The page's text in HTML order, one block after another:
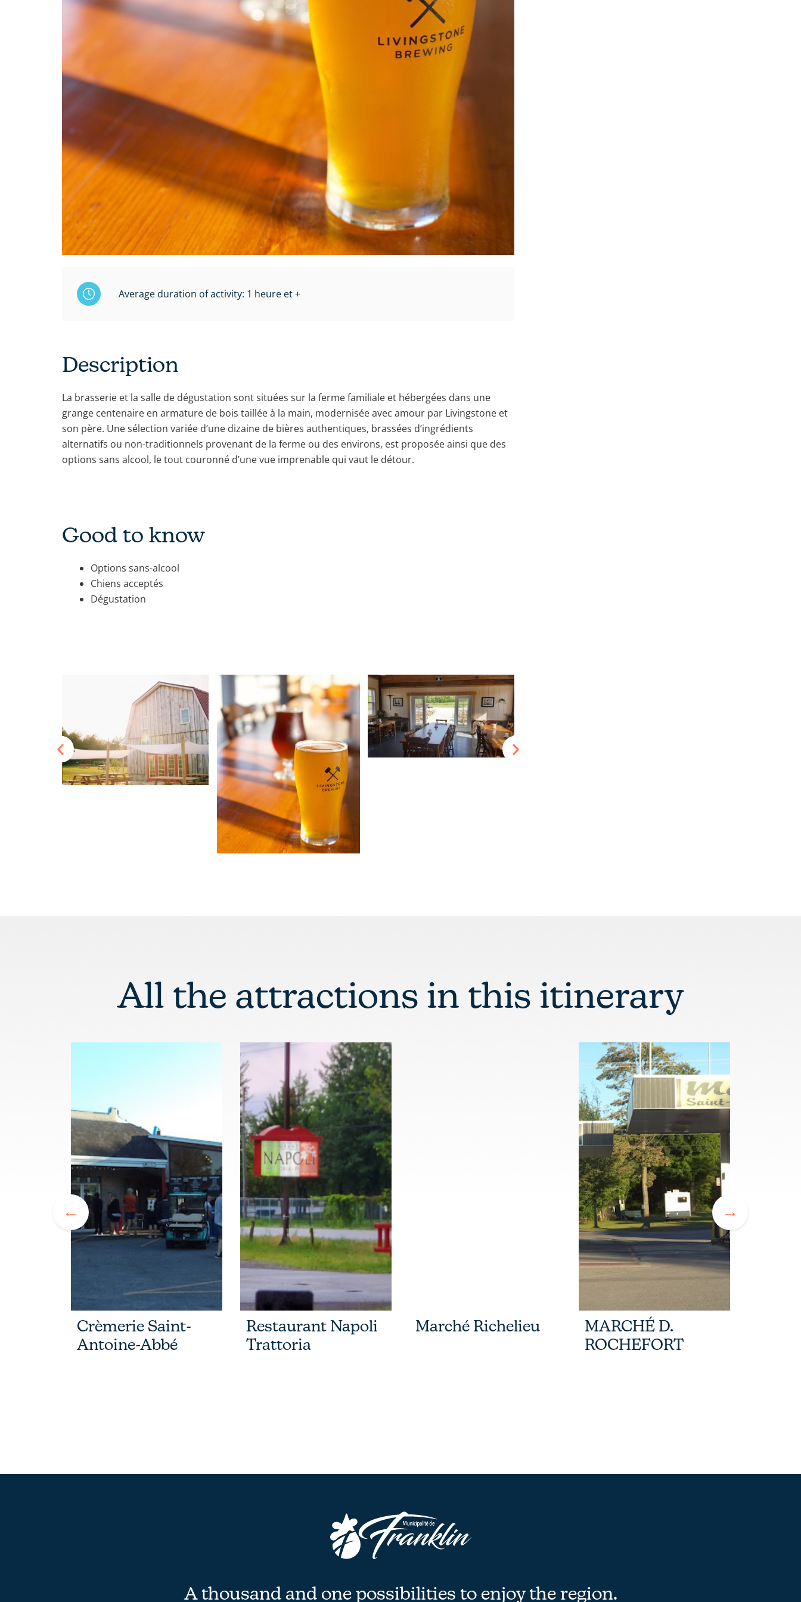
Average duration of activity: 1 heure et +
Description
La brasserie et la salle de dégustation sont situées sur la ferme familiale et hébergées dans une
grange centenaire en armature de bois taillée à la main, modernisée avec amour par Livingstone et
son père. Une sélection variée d’une dizaine de bières authentiques, brassées d’ingrédients
alternatifs ou non-traditionnels provenant de la ferme ou des environs, est proposée ainsi que des
options sans alcool, le tout couronné d’une vue imprenable qui vaut le détour.
Good to know
Options sans-alcool
Chiens acceptés
Dégustation
All the attractions in this itinerary
Crèmerie Saint-
Antoine-Abbé
Restaurant Napoli
Trattoria
Marché Richelieu
MARCHÉ D.
ROCHEFORT
A thousand and one possibilities to enjoy the region.